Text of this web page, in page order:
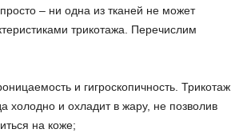
– ни одна из тканей не может
трикотажа. Перечислим
и гигроскопичность. Трикотаж
холодно и охладит в жару, не позволив
на коже;